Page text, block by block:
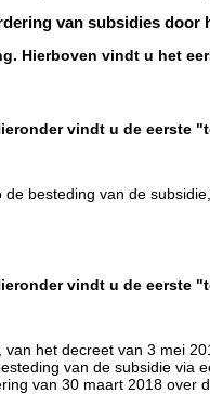
van subsidies door
Hierboven vindt u het
vindt u de eerste
besteding van de
vindt u de eerste
het decreet van 3 mei
van de subsidie via
van 30 maart 2018